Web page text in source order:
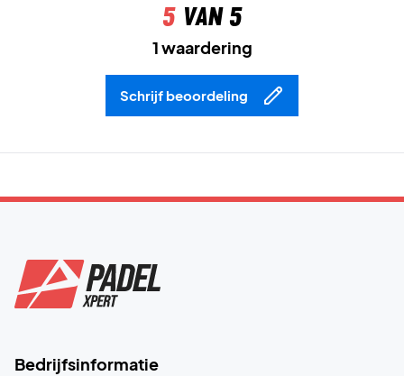
5van 5
1 waardering
Schrijf beoordeling
Bedrijfsinformatie